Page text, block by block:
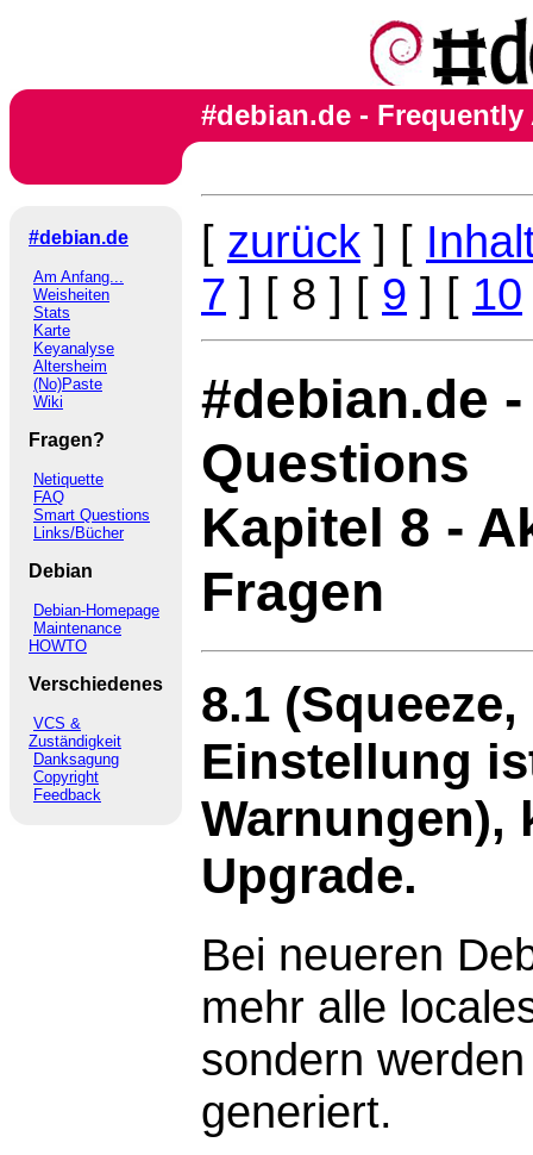
#debian.de -
#debian.de
Am Anfang...
Weisheiten
Stats
Karte
Keyanalyse
Altersheim
(No)Paste
Wiki
Fragen?
Netiquette
FAQ
Smart Questions
Links/Bücher
Debian
Debian-Homepage
Maintenance
HOWTO
Verschiedenes
VCS &
Zuständigkeit
Danksagung
Copyright
Feedback
[ zurück ] [
7 ] [ 8 ] [ 9 ] [ 10
#debian.de
Questions
Kapitel 8 -
Fragen
8.1
Einstellung
Warnungen),
Upgrade.
Bei neueren
mehr alle
sondern
generiert.